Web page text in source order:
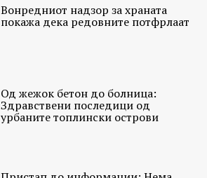
Вонредниот надзор за храната
покажа дека редовните потфрлаат
Од жежок бетон до болница:
Здравствени последици од
урбаните топлински острови